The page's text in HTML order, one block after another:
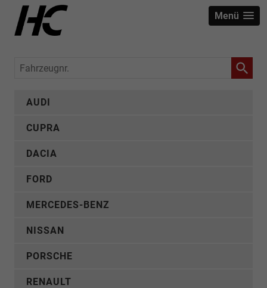
Menü
Fahrzeugnr.
AUDI
CUPRA
DACIA
FORD
MERCEDES-BENZ
NISSAN
PORSCHE
RENAULT